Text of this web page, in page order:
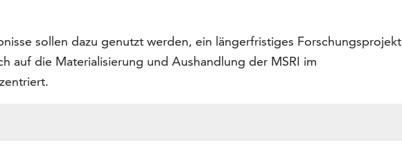
sollen dazu genutzt werden, ein längerfristiges Forschungsprojekt
auf die Materialisierung und Aushandlung der MSRI im